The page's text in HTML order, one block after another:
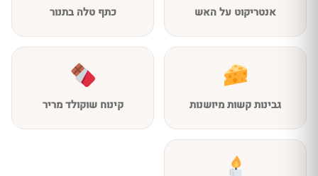
אנטריקוט על האש כתף טלה בתנור
גבינות קשות מיושנות קינוח שוקולד מריר